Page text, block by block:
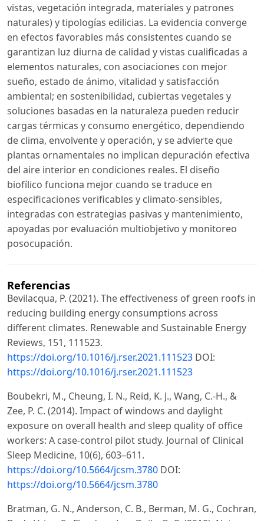
vistas, vegetación integrada, materiales y patrones
naturales) y tipologías edilicias. La evidencia converge
en efectos favorables más consistentes cuando se
garantizan luz diurna de calidad y vistas cualificadas a
elementos naturales, con asociaciones con mejor
sueño, estado de ánimo, vitalidad y satisfacción
ambiental; en sostenibilidad, cubiertas vegetales y
soluciones basadas en la naturaleza pueden reducir
cargas térmicas y consumo energético, dependiendo
de clima, envolvente y operación, y se advierte que
plantas ornamentales no implican depuración efectiva
del aire interior en condiciones reales. El diseño
biofílico funciona mejor cuando se traduce en
especificaciones verificables y climato-sensibles,
integradas con estrategias pasivas y mantenimiento,
apoyadas por evaluación multiobjetivo y monitoreo
posocupación.
Referencias
Bevilacqua, P. (2021). The effectiveness of green roofs in
reducing building energy consumptions across
different climates. Renewable and Sustainable Energy
Reviews, 151, 111523.
https://doi.org/10.1016/j.rser.2021.111523 DOI:
https://doi.org/10.1016/j.rser.2021.111523
Boubekri, M., Cheung, I. N., Reid, K. J., Wang, C.-H., &
Zee, P. C. (2014). Impact of windows and daylight
exposure on overall health and sleep quality of office
workers: A case-control pilot study. Journal of Clinical
Sleep Medicine, 10(6), 603–611.
https://doi.org/10.5664/jcsm.3780 DOI:
https://doi.org/10.5664/jcsm.3780
Bratman, G. N., Anderson, C. B., Berman, M. G., Cochran,